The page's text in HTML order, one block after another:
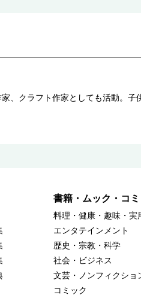
、クラフト作家としても活動。子
書籍・ムック・コミ
料理・健康・趣味・実
エンタテインメント
歴史・宗教・科学
社会・ビジネス
文芸・ノンフィクショ
コミック